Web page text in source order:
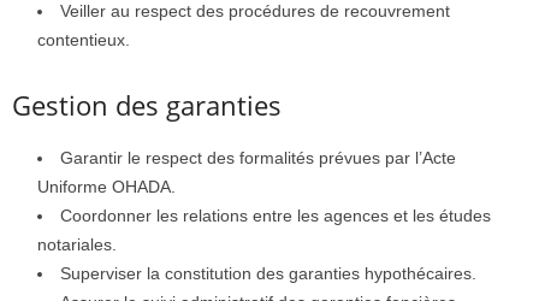
Veiller au respect des procédures de recouvrement
contentieux.
Gestion des garanties
Garantir le respect des formalités prévues par l’Acte
Uniforme OHADA.
Coordonner les relations entre les agences et les études
notariales.
Superviser la constitution des garanties hypothécaires.